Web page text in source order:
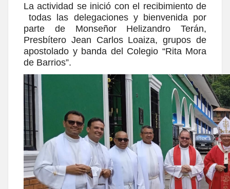
La actividad se inició con el recibimiento de
todas las delegaciones y bienvenida por
parte de Monseñor Helizandro Terán,
Presbítero Jean Carlos Loaiza, grupos de
apostolado y banda del Colegio “Rita Mora
de Barrios”.